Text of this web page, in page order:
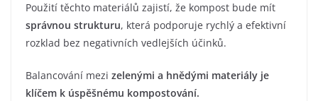
Použití těchto materiálů zajistí, že kompost bude mít
správnou strukturu, která podporuje rychlý a efektivní
rozklad bez negativních vedlejších účinků.
Balancování mezi zelenými a hnědými materiály je
klíčem k úspěšnému kompostování.